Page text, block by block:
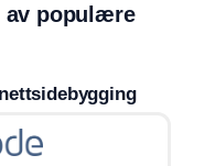
av populære